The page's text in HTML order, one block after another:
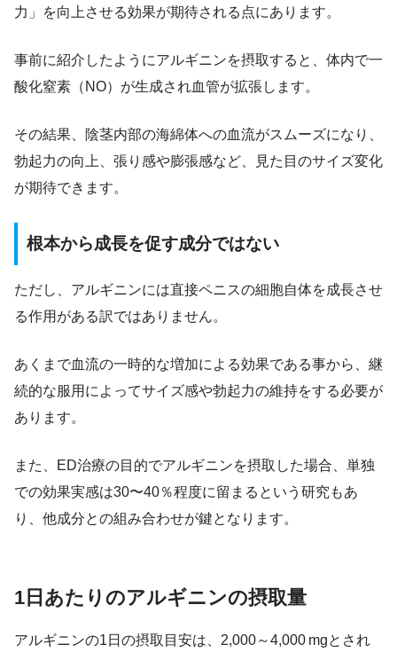
力」を向上させる効果が期待される点にあります。
事前に紹介したようにアルギニンを摂取すると、体内で一
酸化窒素（NO）が生成され血管が拡張します。
その結果、陰茎内部の海綿体への血流がスムーズになり、
勃起力の向上、張り感や膨張感など、見た目のサイズ変化
が期待できます。
根本から成長を促す成分ではない
ただし、アルギニンには直接ペニスの細胞自体を成長させ
る作用がある訳ではありません。
あくまで血流の一時的な増加による効果である事から、継
続的な服用によってサイズ感や勃起力の維持をする必要が
あります。
また、ED治療の目的でアルギニンを摂取した場合、単独
での効果実感は30〜40％程度に留まるという研究もあ
り、他成分との組み合わせが鍵となります。
1日あたりのアルギニンの摂取量
アルギニンの1日の摂取目安は、2,000～4,000 mgとされ